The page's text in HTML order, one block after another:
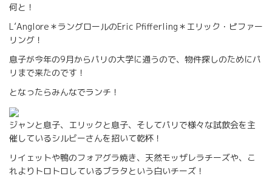
何と！
L’Anglore＊ラングロールのEric Pfifferling＊エリック・ピファー
リング！
息子が今年の9月からパリの大学に通うので、物件探しのためにパ
リまで来たのです！
となったらみんなでランチ！
ジャンと息子、エリックと息子、そしてパリで様々な試飲会を主
催しているシルビーさんを招いて乾杯！
リイェットや鴨のフォアグラ焼き、天然モッザレラチーズや、こ
れよりトロトロしているブラタという白いチーズ！